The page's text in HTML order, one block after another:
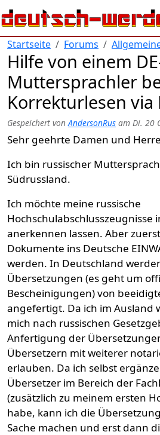
Direkt zum Inhalt
Startseite Forums
Hilfe von einem
Muttersprachler
Korrekturlesen via
Gespeichert vonAndersonRus am Di. 20
Sehr geehrte Damen und
Ich bin russischer
Südrussland.
Ich möchte meine russische
Hochschulabschlusszeugnisse
anerkennen lassen. Aber
Dokumente ins Deutsche
werden. In Deutschland
Übersetzungen (es geht um
Bescheinigungen) von
angefertigt. Da ich im Ausland
mich nach russischen
Anfertigung der
Übersetzern mit weiterer
erlauben. Da ich selbst
Übersetzer im Bereich der
(zusätzlich zu meinem ersten
habe, kann ich die
Sache machen und erst dann